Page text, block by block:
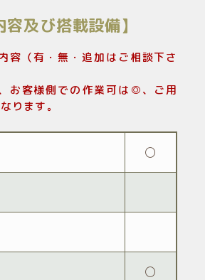
容及び搭載設備】
容（有・無・追加はご相談下さ
お客様側での作業可は◎、ご用
ります。
◯
◯